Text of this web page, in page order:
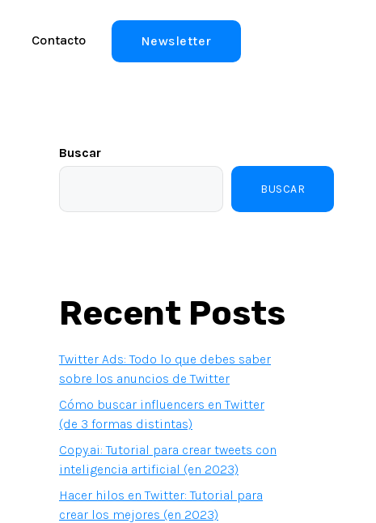
Contacto Newsletter
Buscar
BUSCAR
Recent Posts
Twitter Ads: Todo lo que debes saber
sobre los anuncios de Twitter
Cómo buscar influencers en Twitter
(de 3 formas distintas)
Copy.ai: Tutorial para crear tweets con
inteligencia artificial (en 2023)
Hacer hilos en Twitter: Tutorial para
crear los mejores (en 2023)